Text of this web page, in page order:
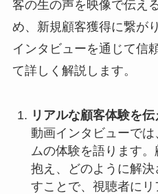
客の生の声を映像で伝え
め、新規顧客獲得に繋が
インタビューを通じて信
て詳しく解説します。
リアルな顧客体験を伝
動画インタビューで
ムの体験を語ります
抱え、どのように解
すことで、視聴者に